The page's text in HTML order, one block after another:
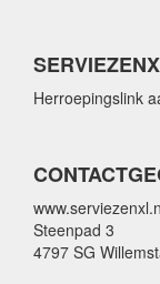
Herroepingslink
Steenpad 3
4797 SG